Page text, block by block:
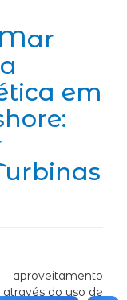
em
do uso de